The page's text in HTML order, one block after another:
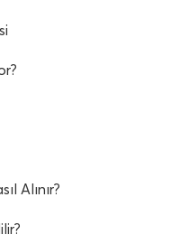
Alınır?